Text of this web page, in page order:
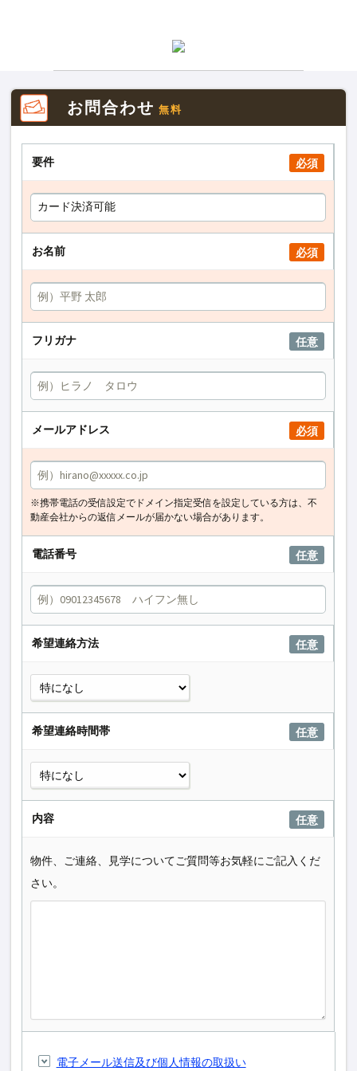
お問合わせ 無料
要件 必須
お名前 必須
フリガナ 任意
メールアドレス 必須
※携帯電話の受信設定でドメイン指定受信を設定している方は、不
動産会社からの返信メールが届かない場合があります。
電話番号 任意
希望連絡方法 任意
希望連絡時間帯 任意
内容 任意
物件、ご連絡、見学についてご質問等お気軽にご記入くだ
さい。
電子メール送信及び個人情報の取扱い